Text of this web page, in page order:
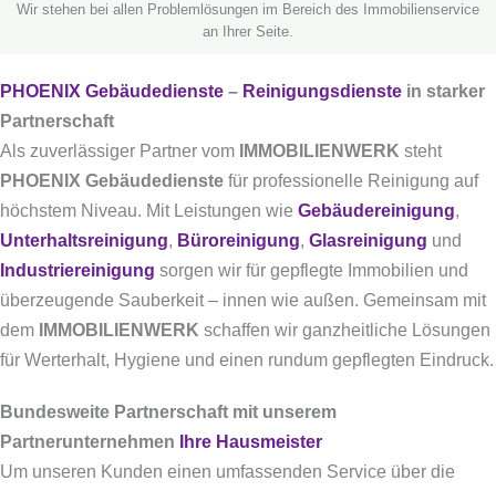
Wir stehen bei allen Problemlösungen im Bereich des Immobilienservice
an Ihrer Seite.
PHOENIX Gebäudedienste – Reinigungsdienste in starker
Partnerschaft
Als zuverlässiger Partner vom
IMMOBILIENWERK steht
PHOENIX Gebäudedienste für professionelle Reinigung auf
höchstem Niveau. Mit Leistungen wie Gebäudereinigung,
Unterhaltsreinigung, Büroreinigung, Glasreinigung und
Industriereinigung sorgen wir für gepflegte Immobilien und
überzeugende Sauberkeit – innen wie außen. Gemeinsam mit
dem
IMMOBILIENWERK schaffen wir ganzheitliche Lösungen
für Werterhalt, Hygiene und einen rundum gepflegten Eindruck.
Bundesweite Partnerschaft mit unserem
Partnerunternehmen
Ihre Hausmeister
Um unseren Kunden einen umfassenden Service über die